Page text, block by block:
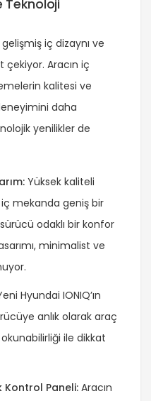
Teknoloji
iç dizaynı ve
çekiyor. Aracın iç
kalitesi ve
daha
yenilikler de
Yüksek kaliteli
iç mekanda geniş bir
odaklı bir konfor
minimalist ve
Hyundai IONIQ’ın
anlık olarak araç
ile dikkat
Kontrol Paneli: Aracın